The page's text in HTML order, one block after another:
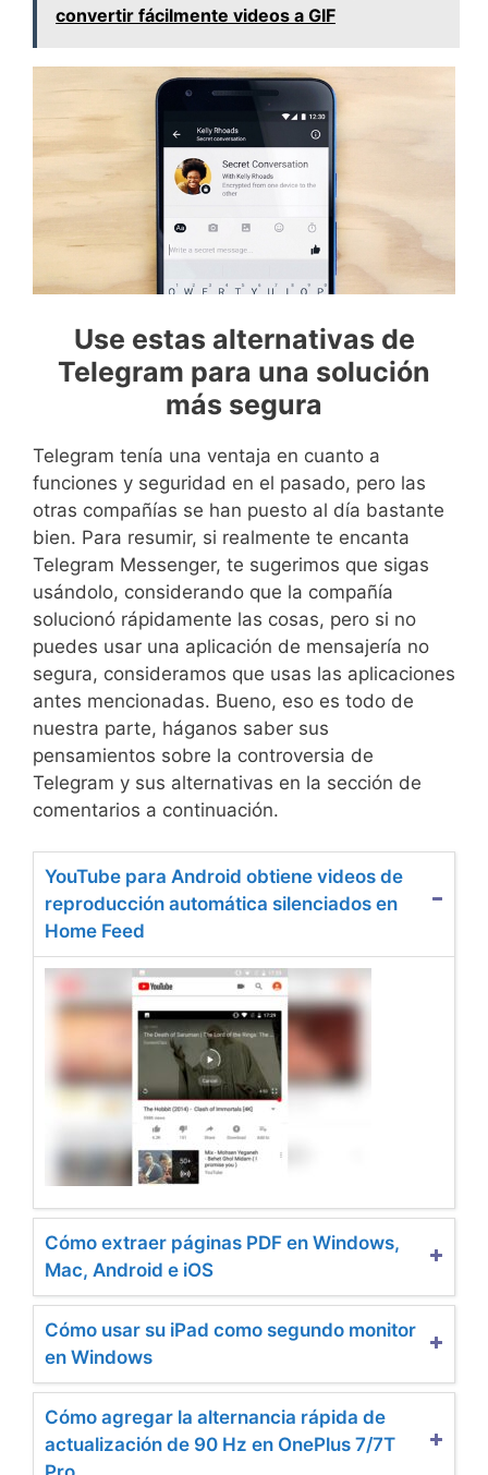
convertir fácilmente videos a GIF
Use estas alternativas de
Telegram para una solución
más segura
Telegram tenía una ventaja en cuanto a
funciones y seguridad en el pasado, pero las
otras compañías se han puesto al día bastante
bien. Para resumir, si realmente te encanta
Telegram Messenger, te sugerimos que sigas
usándolo, considerando que la compañía
solucionó rápidamente las cosas, pero si no
puedes usar una aplicación de mensajería no
segura, consideramos que usas las aplicaciones
antes mencionadas. Bueno, eso es todo de
nuestra parte, háganos saber sus
pensamientos sobre la controversia de
Telegram y sus alternativas en la sección de
comentarios a continuación.
YouTube para Android obtiene videos de
reproducción automática silenciados en
Home Feed
Cómo extraer páginas PDF en Windows,
Mac, Android e iOS
Cómo usar su iPad como segundo monitor
en Windows
Cómo agregar la alternancia rápida de
actualización de 90 Hz en OnePlus 7/7T